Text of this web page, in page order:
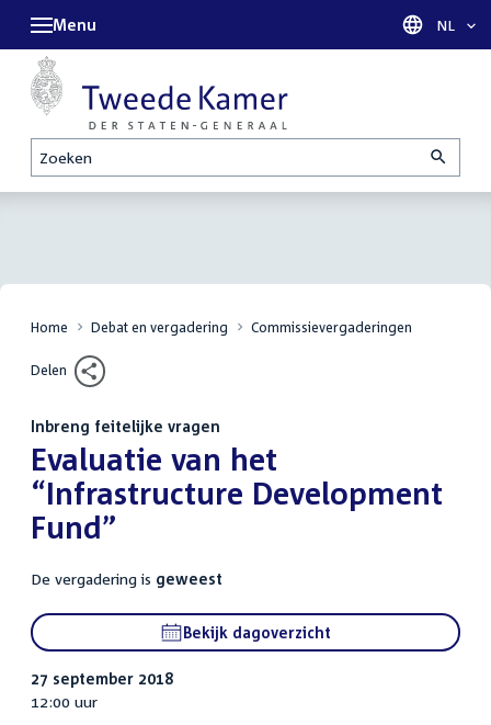
Zoeken
Menu Taal
NL
Home Debat en vergadering Commissievergaderingen
Delen
Inbreng feitelijke vragen
:Evaluatie van het
“Infrastructure Development
Fund”
De vergadering is geweest
Bekijk dagoverzicht
27 september 2018
12:00 uur